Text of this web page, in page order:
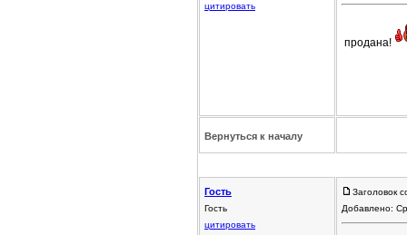
цитировать
продана!
Вернуться к началу
Гость
Гость
цитировать
Заголовок
Добавлено: